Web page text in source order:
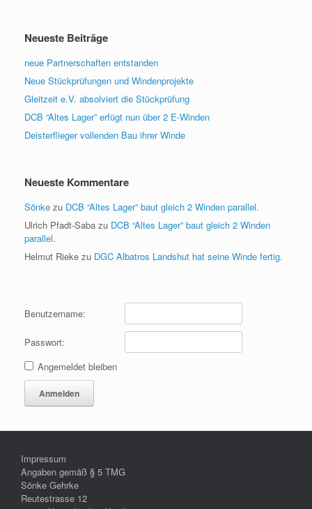
Neueste Beiträge
neue Partnerschaften entstanden
Neue Stückprüfungen und Windenprojekte
Gleitzeit e.V. absolviert die Stückprüfung
DCB “Altes Lager” erfügt nun über 2 E-Winden
Deisterflieger vollenden Bau ihrer Winde
Neueste Kommentare
Sönke zu DCB “Altes Lager” baut gleich 2 Winden parallel.
Ulrich Pfadt-Saba zu DCB “Altes Lager” baut gleich 2 Winden
parallel.
Helmut Rieke zu DGC Albatros Landshut hat seine Winde fertig.
Benutzername:
Passwort:
Angemeldet bleiben
Anmelden
Impressum
Angaben gemäß § 5 TMG
Sönke Gehrke
Reutestrasse 12